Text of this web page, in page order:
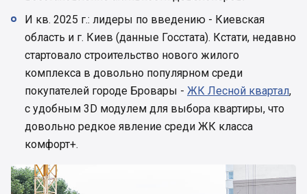
И кв. 2025 г.: лидеры по введению - Киевская
область и г. Киев (данные Госстата). Кстати, недавно
стартовало строительство нового жилого
комплекса в довольно популярном среди
покупателей городе Бровары - ЖК Лесной квартал,
с удобным 3D модулем для выбора квартиры, что
довольно редкое явление среди ЖК класса
комфорт+.